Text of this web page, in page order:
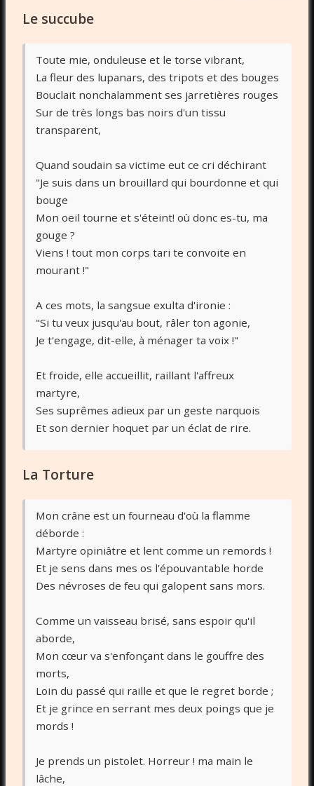
Le succube
Toute mie, onduleuse et le torse vibrant,
La fleur des lupanars, des tripots et des bouges
Bouclait nonchalamment ses jarretières rouges
Sur de très longs bas noirs d'un tissu
transparent,
Quand soudain sa victime eut ce cri déchirant
"Je suis dans un brouillard qui bourdonne et qui
bouge
Mon oeil tourne et s'éteint! où donc es-tu, ma
gouge ?
Viens ! tout mon corps tari te convoite en
mourant !"
A ces mots, la sangsue exulta d'ironie :
"Si tu veux jusqu'au bout, râler ton agonie,
Je t'engage, dit-elle, à ménager ta voix !"
Et froide, elle accueillit, raillant l'affreux
martyre,
Ses suprêmes adieux par un geste narquois
Et son dernier hoquet par un éclat de rire.
La Torture
Mon crâne est un fourneau d'où la flamme
déborde :
Martyre opiniâtre et lent comme un remords !
Et je sens dans mes os l'épouvantable horde
Des névroses de feu qui galopent sans mors.
Comme un vaisseau brisé, sans espoir qu'il
aborde,
Mon cœur va s'enfonçant dans le gouffre des
morts,
Loin du passé qui raille et que le regret borde ;
Et je grince en serrant mes deux poings que je
mords !
Je prends un pistolet. Horreur ! ma main le
lâche,